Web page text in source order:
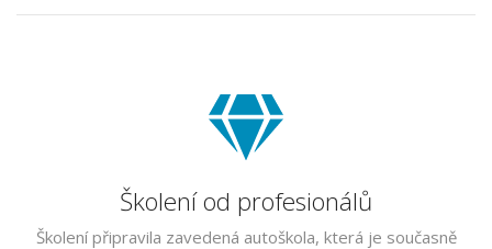
Školení od profesionálů
Školení připravila zavedená autoškola, která je současně